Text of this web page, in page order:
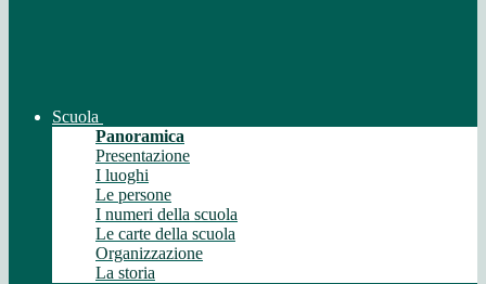
Scuola
Panoramica
Presentazione
I luoghi
Le persone
I numeri della scuola
Le carte della scuola
Organizzazione
La storia